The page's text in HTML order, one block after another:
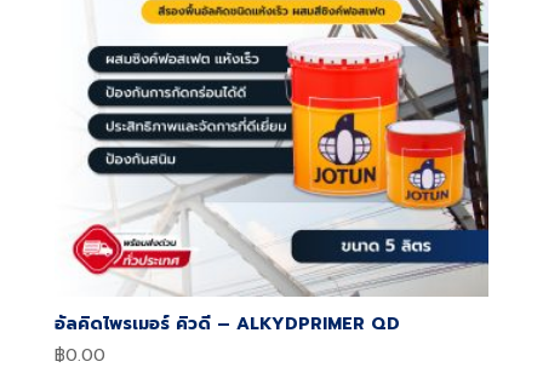
อัลคิดไพรเมอร์ คิวดี – ALKYDPRIMER QD
฿0.00